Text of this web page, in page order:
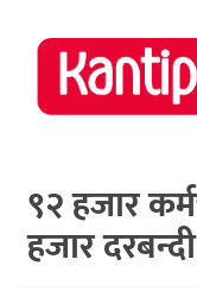
राष्ट्रिय
समाचार
नेपाल
अर्थ/
पर्यटन
९२ हजार
हजार